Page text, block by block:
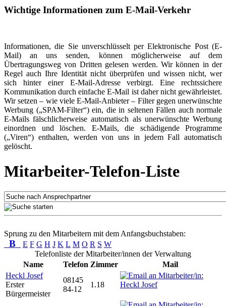
Wichtige Informationen zum E-Mail-Verkehr
Informationen, die Sie unverschlüsselt per Elektronische Post (E-
Mail) an uns senden, können möglicherweise auf dem
Übertragungsweg von Dritten gelesen werden. Wir können in der
Regel auch Ihre Identität nicht überprüfen und wissen nicht, wer
sich hinter einer E-Mail-Adresse verbirgt. Eine rechtssichere
Kommunikation durch einfache E-Mail ist daher nicht gewährleistet.
Wir setzen – wie viele E-Mail-Anbieter – Filter gegen unerwünschte
Werbung („SPAM-Filter“) ein, die in seltenen Fällen auch normale
E-Mails fälschlicherweise automatisch als unerwünschte Werbung
einordnen und löschen. E-Mails, die schädigende Programme
(„Viren“) enthalten, werden von uns in jedem Fall automatisch
gelöscht.
Mitarbeiter-Telefon-Liste
Sprung zu den Mitarbeitern mit dem Anfangsbuchstaben:
B E F G H J K L M O R S W
Telefonliste der Mitarbeiter/innen der Verwaltung
Name
Telefon Zimmer
Mail
Heckl Josef
Erster
Bürgermeister
08145
84-12
1.18